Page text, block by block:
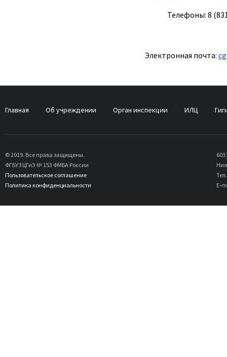
Телефоны: 8
Электронная почта:
Главная Об учреждении Орган инспекции ИЛЦ
© 2019. Все права защищены.
ФГБУЗ ЦГиЭ № 153 ФМБА России
Пользовательское соглашение
Политика конфиденциальности
E-